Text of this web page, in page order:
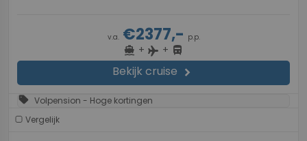
v.a.€2377,- p.p.
directions_boat + flight + directions_bus
Bekijk cruise chevron_right
sell Volpension - Hoge kortingen
Vergelijk